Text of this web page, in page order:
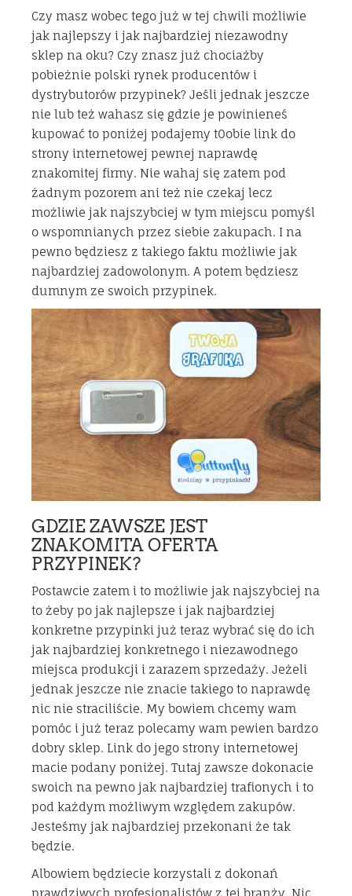
Czy masz wobec tego już w tej chwili możliwie
jak najlepszy i jak najbardziej niezawodny
sklep na oku? Czy znasz już chociażby
pobieżnie polski rynek producentów i
dystrybutorów przypinek? Jeśli jednak jeszcze
nie lub też wahasz się gdzie je powinieneś
kupować to poniżej podajemy t0obie link do
strony internetowej pewnej naprawdę
znakomitej firmy. Nie wahaj się zatem pod
żadnym pozorem ani też nie czekaj lecz
możliwie jak najszybciej w tym miejscu pomyśl
o wspomnianych przez siebie zakupach. I na
pewno będziesz z takiego faktu możliwie jak
najbardziej zadowolonym. A potem będziesz
dumnym ze swoich przypinek.
GDZIE ZAWSZE JEST
ZNAKOMITA OFERTA
PRZYPINEK?
Postawcie zatem i to możliwie jak najszybciej na
to żeby po jak najlepsze i jak najbardziej
konkretne przypinki już teraz wybrać się do ich
jak najbardziej konkretnego i niezawodnego
miejsca produkcji i zarazem sprzedaży. Jeżeli
jednak jeszcze nie znacie takiego to naprawdę
nic nie straciliście. My bowiem chcemy wam
pomóc i już teraz polecamy wam pewien bardzo
dobry sklep. Link do jego strony internetowej
macie podany poniżej. Tutaj zawsze dokonacie
swoich na pewno jak najbardziej trafionych i to
pod każdym możliwym względem zakupów.
Jesteśmy jak najbardziej przekonani że tak
będzie.
Albowiem będziecie korzystali z dokonań